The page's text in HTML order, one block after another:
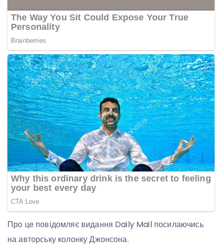
Про це повідомляє видання Daily Mail посилаючись
на авторську колонку Джонсона.